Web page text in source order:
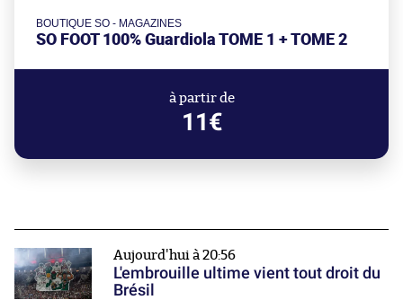
BOUTIQUE SO - MAGAZINES
SO FOOT 100% Guardiola TOME 1 + TOME 2
à partir de
11€
Aujourd'hui à 20:56
L'embrouille ultime vient tout droit du
Brésil